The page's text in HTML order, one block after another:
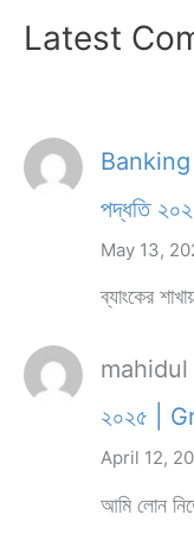
Latest
পদ্ধতি
May 13,
ব্যাংকের
mahidul
২০২৫ |
April 12,
আমি লোন